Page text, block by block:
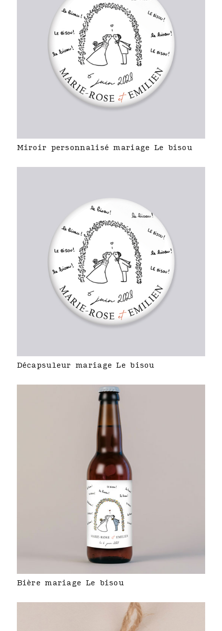
Miroir personnalisé mariage Le bisou
Décapsuleur mariage Le bisou
Bière mariage Le bisou